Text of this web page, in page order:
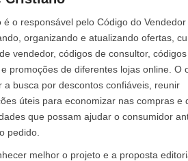
é o responsável pelo Código do Vendedor
organizando e atualizando ofertas,
vendedor, códigos de consultor, códigos
promoções de diferentes lojas online. O
a busca por descontos confiáveis, reunir
úteis para economizar nas compras e
que possam ajudar o consumidor
pedido.
melhor o projeto e a proposta